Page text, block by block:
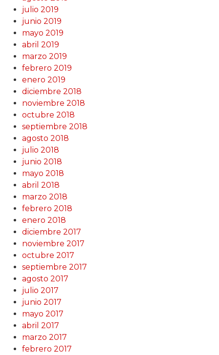
julio 2019
junio 2019
mayo 2019
abril 2019
marzo 2019
febrero 2019
enero 2019
diciembre 2018
noviembre 2018
octubre 2018
septiembre 2018
agosto 2018
julio 2018
junio 2018
mayo 2018
abril 2018
marzo 2018
febrero 2018
enero 2018
diciembre 2017
noviembre 2017
octubre 2017
septiembre 2017
agosto 2017
julio 2017
junio 2017
mayo 2017
abril 2017
marzo 2017
febrero 2017